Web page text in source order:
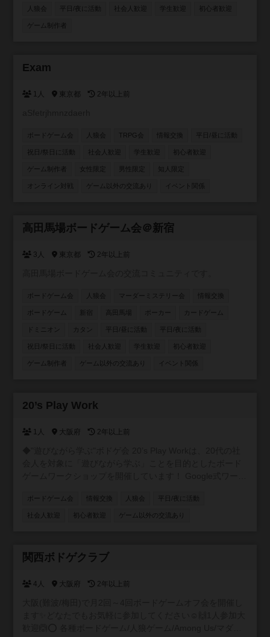
人狼会 平日/夜に活動 社会人歓迎 学生歓迎 初心者歓迎
ゲーム制作者
Exam
1人 東京都 2年以上前
ボードゲーム会 人狼会 TRPG会 情報交換 平日/昼に活動
祝日/祭日に活動 社会人歓迎 学生歓迎 初心者歓迎
ゲーム制作者 女性限定 男性限定 知人限定
オンライン対戦 ゲーム以外の交流あり イベント関係
高田馬場ボードゲーム会＠新宿
3人 東京都 2年以上前
ボードゲーム会 人狼会 マーダーミステリー会 情報交換
ボードゲーム 新宿 ポーカー カードゲーム
ドミニオン カタン 平日/昼に活動 平日/夜に活動
祝日/祭日に活動 社会人歓迎 学生歓迎 初心者歓迎
ゲーム制作者 ゲーム以外の交流あり イベント関係
20’s Play Work
1人 大阪府 2年以上前
いで、仕事をしているのか遊んでいるのかわからない状
況）を目指しています！ ◆企業研修で注目されるボードゲ
な発想を引き出すのに適しています。 実際に、サイバーエ
ージェントでは「人材の成長＝企業の成長」というカルチ
ボードゲーム会 情報交換 人狼会 平日/夜に活動
社会人歓迎 初心者歓迎 ゲーム以外の交流あり
関西ボドゲクラブ
4人 大阪府 2年以上前